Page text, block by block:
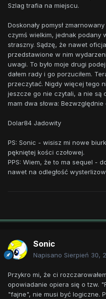
Szlag trafia na miejscu.
Doskonały pomysł
czymś wielkim, jednak podany
straszny. Sądzę, że nawet
przedstawione w nim
uwagi. To było moje drugi
dałem rady i go porzuciłem.
przeczytać. Nigdy więcej tego
jeszcze go nie czytali, a nie są
mam dwa słowa: Bezwzględnie
Dolar84 Jadowity
PS: Sonic - wisisz mi nowe
pękniętej kości czołowej.
PPS: Wiem, że to ma sequel -
nawet na odległość
Sonic
Napisano Sierpień 30,
Przykro mi, że ci
opowiadanie opiera się o tzw.
"fajne", nie musi być logiczne.